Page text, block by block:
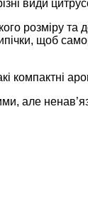
види
розміру
щоб
компактні
але